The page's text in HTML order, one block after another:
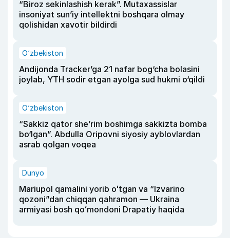
“Biroz sekinlashish kerak”. Mutaxassislar
insoniyat sun’iy intellektni boshqara olmay
qolishidan xavotir bildirdi
O‘zbekiston
Andijonda Tracker’ga 21 nafar bog‘cha bolasini
joylab, YTH sodir etgan ayolga sud hukmi o‘qildi
O‘zbekiston
“Sakkiz qator she’rim boshimga sakkizta bomba
bo‘lgan”. Abdulla Oripovni siyosiy ayblovlardan
asrab qolgan voqea
Dunyo
Mariupol qamalini yorib oʻtgan va “Izvarino
qozoni”dan chiqqan qahramon — Ukraina
armiyasi bosh qoʻmondoni Drapatiy haqida